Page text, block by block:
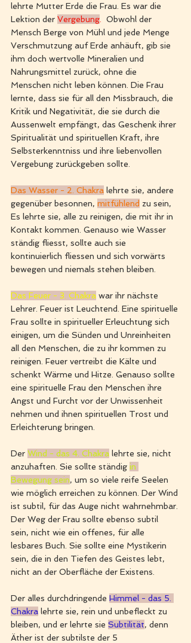
lehrte Mutter Erde die Frau. Es war die
Lektion der Vergebung
  Obwohl der
Mensch Berge von Mühl und jede Menge
Verschmutzung auf Erde anhäuft, gib sie
ihm doch wertvolle Mineralien und
Nahrungsmittel zurück, ohne die
Menschen nicht leben können. Die Frau
lernte, dass sie für all den Missbrauch, die
Kritik und Negativität, die sie durch die
Aussenwelt empfängt, das Geschenk ihrer
Spiritualität und spirituellen Kraft, ihre
Selbsterkenntniss und ihre liebenvollen
Vergebung zurückgeben sollte.
Das Wasser - 2. Chakra lehrte sie, andere
gegenüber besonnen, mitfühlend zu sein,
Es lehrte sie, alle zu reinigen, die mit ihr in
Kontakt kommen. Genauso wie Wasser
ständig fliesst, sollte auch sie
kontinuierlich fliessen und sich vorwärts
bewegen und niemals stehen bleiben.
Das Feuer - 3. Chakra war ihr nächste
Lehrer. Feuer ist Leuchtend. Eine spirituelle
Frau sollte in spiritueller Erleuchtung sich
einigen, um die Sünden und Unreinheiten
all den Menschen, die zu ihr kommen zu
reinigen. Feuer vertreibt die Kälte und
schenkt Wärme und Hitze. Genauso sollte
eine spirituelle Frau den Menschen ihre
Angst und Furcht vor der Unwissenheit
nehmen und ihnen spirituellen Trost und
Erleichterung bringen.
Der Wind - das 4. Chakra lehrte sie, nicht
anzuhaften. Sie sollte ständig in
Bewegung sein, um so viele reife Seelen
wie möglich erreichen zu können. Der Wind
ist subtil, für das Auge nicht wahrnehmbar.
Der Weg der Frau sollte ebenso subtil
sein, nicht wie ein offenes, für alle
lesbares Buch. Sie sollte eine Mystikerin
sein, die in den Tiefen des Geistes lebt,
nicht an der Oberfläche der Existens.
Der alles durchdringende Himmel - das 5.
Chakra lehrte sie, rein und unbefleckt zu
bleiben, und er lehrte sie Subtilität, denn
Äther ist der subtilste der 5